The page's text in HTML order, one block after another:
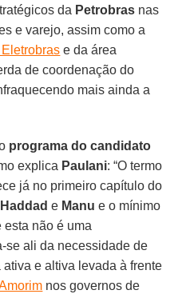
da Petrobras nas
e varejo, assim como a
e da área
de coordenação do
mais ainda a
programa do candidato
explica Paulani: “O termo
já no primeiro capítulo do
Haddad e Manu e o mínimo
não é uma
se ali da necessidade de
e altiva levada à frente
nos governos de